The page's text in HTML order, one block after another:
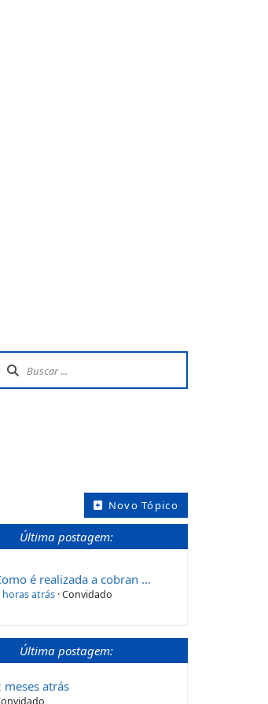
Novo Tópico
Última postagem:
é realizada a cobran …
horas atrás ·Convidado
Última postagem:
meses atrás